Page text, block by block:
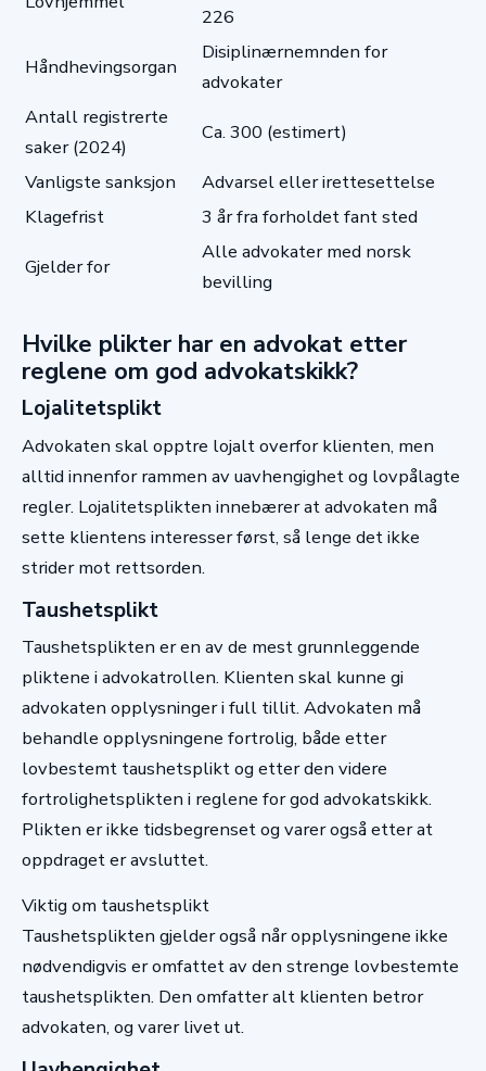
226
Håndhevingsorgan
Disiplinærnemnden for
advokater
Antall registrerte
saker (2024)
Ca. 300 (estimert)
Vanligste sanksjon
Advarsel eller irettesettelse
Klagefrist
3 år fra forholdet fant sted
Gjelder for
Alle advokater med norsk
bevilling
Hvilke plikter har en advokat etter
reglene om god advokatskikk?
Lojalitetsplikt
Advokaten skal opptre lojalt overfor klienten, men
alltid innenfor rammen av uavhengighet og lovpålagte
regler. Lojalitetsplikten innebærer at advokaten må
sette klientens interesser først, så lenge det ikke
strider mot rettsorden.
Taushetsplikt
Taushetsplikten er en av de mest grunnleggende
pliktene i advokatrollen. Klienten skal kunne gi
advokaten opplysninger i full tillit. Advokaten må
behandle opplysningene fortrolig, både etter
lovbestemt taushetsplikt og etter den videre
fortrolighetsplikten i reglene for god advokatskikk.
Plikten er ikke tidsbegrenset og varer også etter at
oppdraget er avsluttet.
Viktig om taushetsplikt
Taushetsplikten gjelder også når opplysningene ikke
nødvendigvis er omfattet av den strenge lovbestemte
taushetsplikten. Den omfatter alt klienten betror
advokaten, og varer livet ut.